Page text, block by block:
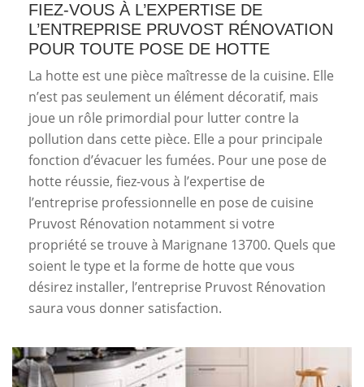
FIEZ-VOUS À L’EXPERTISE DE
L’ENTREPRISE PRUVOST RÉNOVATION
POUR TOUTE POSE DE HOTTE
La hotte est une pièce maîtresse de la cuisine. Elle
n’est pas seulement un élément décoratif, mais
joue un rôle primordial pour lutter contre la
pollution dans cette pièce. Elle a pour principale
fonction d’évacuer les fumées. Pour une pose de
hotte réussie, fiez-vous à l’expertise de
l’entreprise professionnelle en pose de cuisine
Pruvost Rénovation notamment si votre
propriété se trouve à Marignane 13700. Quels que
soient le type et la forme de hotte que vous
désirez installer, l’entreprise Pruvost Rénovation
saura vous donner satisfaction.